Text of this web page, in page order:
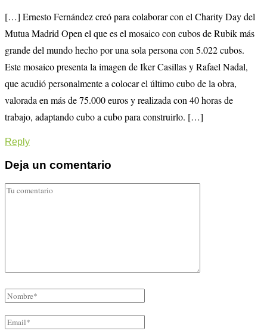
[…] Ernesto Fernández creó para colaborar con el Charity Day del
Mutua Madrid Open el que es el mosaico con cubos de Rubik más
grande del mundo hecho por una sola persona con 5.022 cubos.
Este mosaico presenta la imagen de Iker Casillas y Rafael Nadal,
que acudió personalmente a colocar el último cubo de la obra,
valorada en más de 75.000 euros y realizada con 40 horas de
trabajo, adaptando cubo a cubo para construirlo. […]
Reply
Deja un comentario